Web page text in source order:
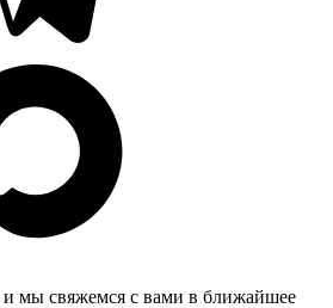
мы свяжемся с вами в ближайшее